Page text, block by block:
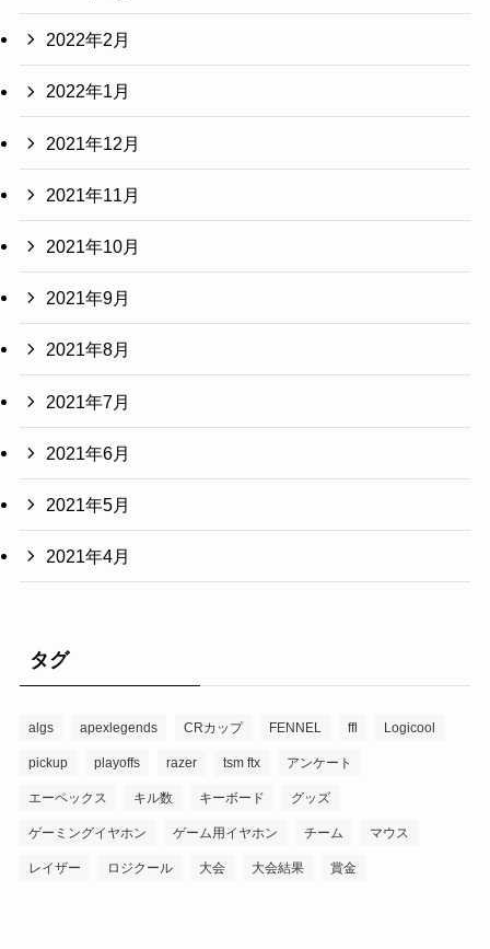
2022年2月
2022年1月
2021年12月
2021年11月
2021年10月
2021年9月
2021年8月
2021年7月
2021年6月
2021年5月
2021年4月
タグ
algs apexlegends CRカップ FENNEL ffl Logicool
pickup playoffs razer tsm ftx アンケート
エーペックス キル数 キーボード グッズ
ゲーミングイヤホン ゲーム用イヤホン チーム マウス
レイザー ロジクール 大会 大会結果 賞金